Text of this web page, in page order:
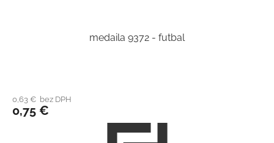
medaila 9372 - futbal
0,63 € bez DPH
0,75 €